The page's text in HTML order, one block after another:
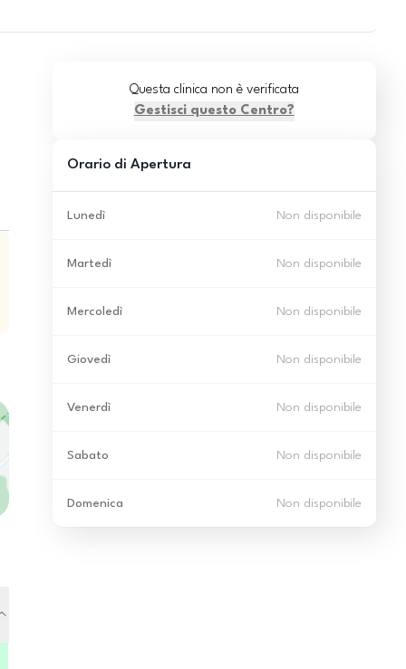
Questa clinica non è verificata
Gestisci questo Centro?
Orario di Apertura
Lunedì Non disponibile
Martedì Non disponibile
Mercoledì Non disponibile
Giovedì Non disponibile
Venerdì Non disponibile
Sabato Non disponibile
Domenica Non disponibile